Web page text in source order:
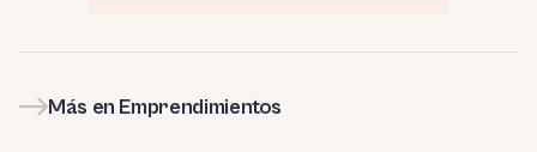
Más en Emprendimientos